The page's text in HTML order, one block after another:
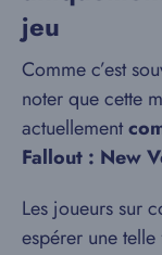
jeu
Comme c’est
noter que cette
actuellement
Fallout : New
Les joueurs sur
espérer une